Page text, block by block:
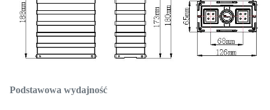
Podstawowa wydajność